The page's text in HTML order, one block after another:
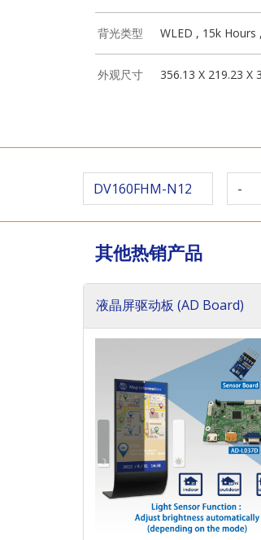
背光类型 WLED , 15k
外观尺寸 356.13 X 219.23 X
DV160FHM-N12 -
其他热销产品
液晶屏驱动板 (AD Board)